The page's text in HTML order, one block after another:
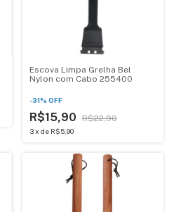
Escova Limpa Grelha Bel
Nylon com Cabo 255400
-31% OFF
R$15,90 R$22,90
3 x de R$5,90